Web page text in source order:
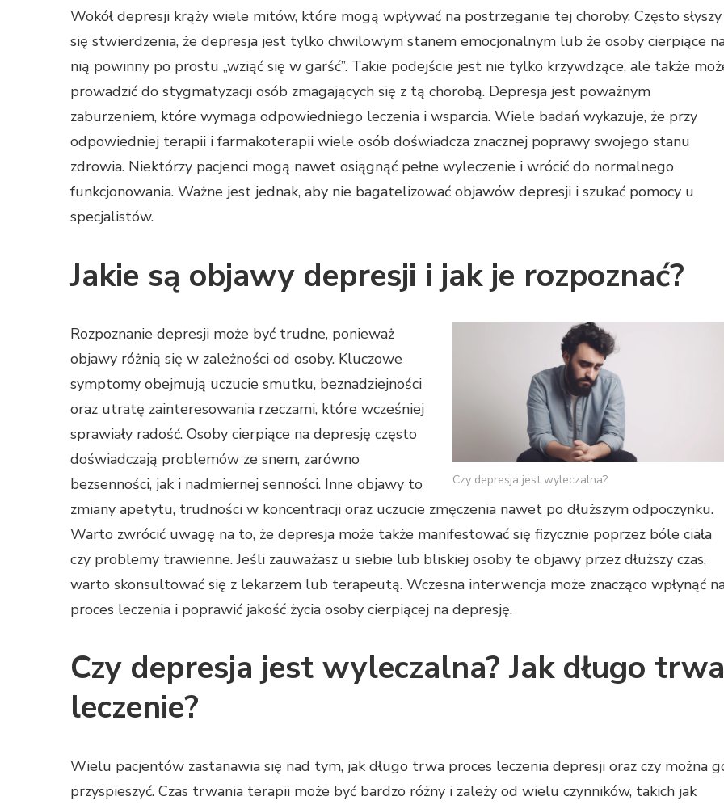
Wokół depresji krąży wiele mitów, które mogą wpływać na postrzeganie tej choroby. Często słyszy
się stwierdzenia, że depresja jest tylko chwilowym stanem emocjonalnym lub że osoby cierpiące
nią powinny po prostu „wziąć się w garść”. Takie podejście jest nie tylko krzywdzące, ale także
prowadzić do stygmatyzacji osób zmagających się z tą chorobą. Depresja jest poważnym
zaburzeniem, które wymaga odpowiedniego leczenia i wsparcia. Wiele badań wykazuje, że przy
odpowiedniej terapii i farmakoterapii wiele osób doświadcza znacznej poprawy swojego stanu
zdrowia. Niektórzy pacjenci mogą nawet osiągnąć pełne wyleczenie i wrócić do normalnego
funkcjonowania. Ważne jest jednak, aby nie bagatelizować objawów depresji i szukać pomocy u
specjalistów.
Jakie są objawy depresji i jak je rozpoznać?
Czy depresja jest wyleczalna?
Rozpoznanie depresji może być trudne, ponieważ
objawy różnią się w zależności od osoby. Kluczowe
symptomy obejmują uczucie smutku, beznadziejności
oraz utratę zainteresowania rzeczami, które wcześniej
sprawiały radość. Osoby cierpiące na depresję często
doświadczają problemów ze snem, zarówno
bezsenności, jak i nadmiernej senności. Inne objawy to
zmiany apetytu, trudności w koncentracji oraz uczucie zmęczenia nawet po dłuższym odpoczynku.
Warto zwrócić uwagę na to, że depresja może także manifestować się fizycznie poprzez bóle ciała
czy problemy trawienne. Jeśli zauważasz u siebie lub bliskiej osoby te objawy przez dłuższy czas,
warto skonsultować się z lekarzem lub terapeutą. Wczesna interwencja może znacząco wpłynąć
proces leczenia i poprawić jakość życia osoby cierpiącej na depresję.
Czy depresja jest wyleczalna? Jak długo trwa
leczenie?
Wielu pacjentów zastanawia się nad tym, jak długo trwa proces leczenia depresji oraz czy można
przyspieszyć. Czas trwania terapii może być bardzo różny i zależy od wielu czynników, takich jak